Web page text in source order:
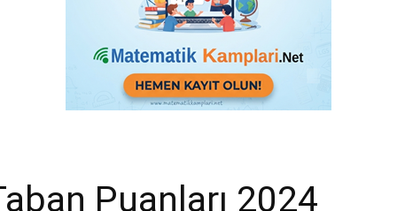
Kampüsü
Puanları 2024